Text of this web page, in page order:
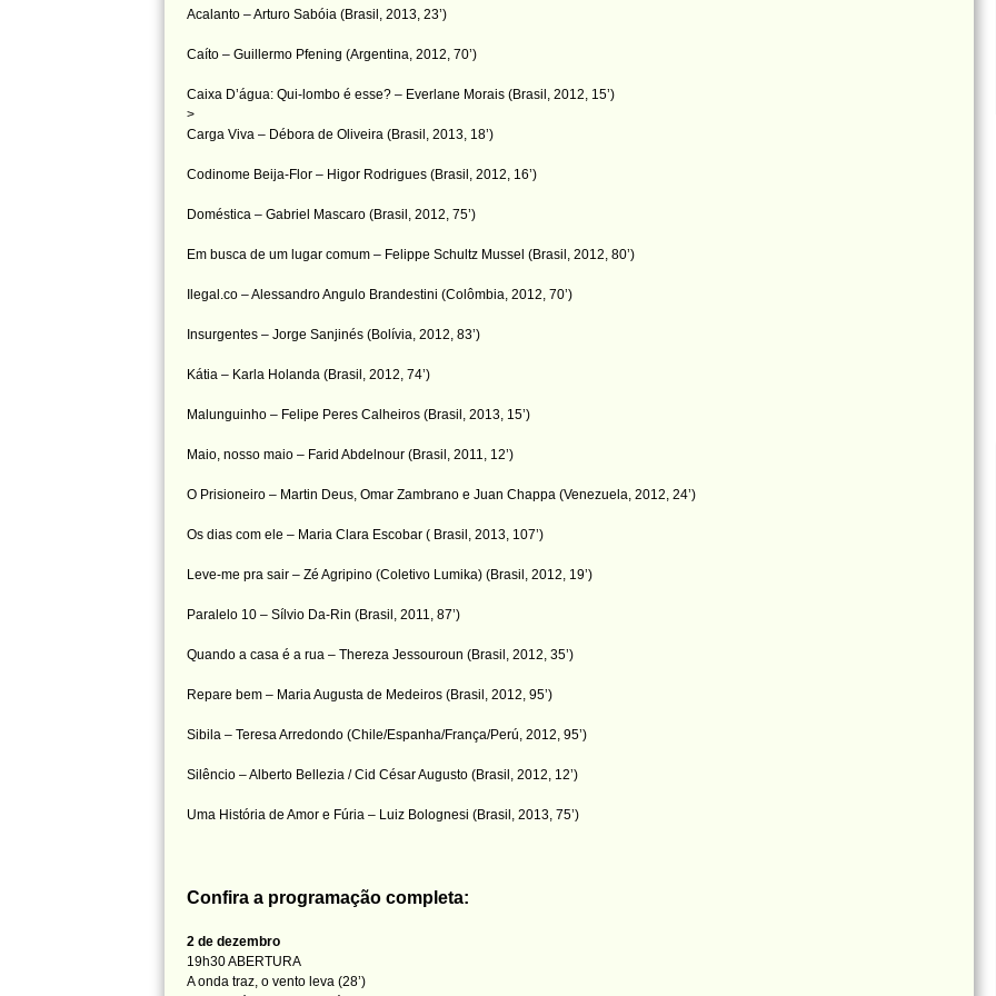
Acalanto – Arturo Sabóia (Brasil, 2013, 23’)
Caíto – Guillermo Pfening (Argentina, 2012, 70’)
Caixa D’água: Qui-lombo é esse? – Everlane Morais (Brasil, 2012, 15’)
>
Carga Viva – Débora de Oliveira (Brasil, 2013, 18’)
Codinome Beija-Flor – Higor Rodrigues (Brasil, 2012, 16’)
Doméstica – Gabriel Mascaro (Brasil, 2012, 75’)
Em busca de um lugar comum – Felippe Schultz Mussel (Brasil, 2012, 80’)
Ilegal.co – Alessandro Angulo Brandestini (Colômbia, 2012, 70’)
Insurgentes – Jorge Sanjinés (Bolívia, 2012, 83’)
Kátia – Karla Holanda (Brasil, 2012, 74’)
Malunguinho – Felipe Peres Calheiros (Brasil, 2013, 15’)
Maio, nosso maio – Farid Abdelnour (Brasil, 2011, 12’)
O Prisioneiro – Martin Deus, Omar Zambrano e Juan Chappa (Venezuela, 2012, 24’)
Os dias com ele – Maria Clara Escobar ( Brasil, 2013, 107’)
Leve-me pra sair – Zé Agripino (Coletivo Lumika) (Brasil, 2012, 19’)
Paralelo 10 – Sílvio Da-Rin (Brasil, 2011, 87’)
Quando a casa é a rua – Thereza Jessouroun (Brasil, 2012, 35’)
Repare bem – Maria Augusta de Medeiros (Brasil, 2012, 95’)
Sibila – Teresa Arredondo (Chile/Espanha/França/Perú, 2012, 95’)
Silêncio – Alberto Bellezia / Cid César Augusto (Brasil, 2012, 12’)
Uma História de Amor e Fúria – Luiz Bolognesi (Brasil, 2013, 75’)
Confira a programação completa:
2 de dezembro
19h30 ABERTURA
A onda traz, o vento leva (28’)